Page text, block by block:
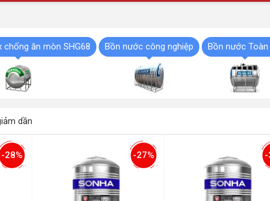
ăn mòn SHG68 Bồn nước công nghiệp Bồn nước Toàn
dần
-28% -27% -